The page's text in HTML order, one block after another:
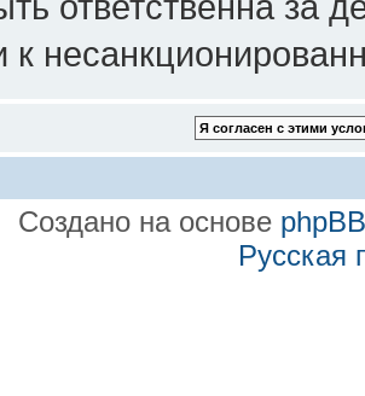
к
Создано на основе phpBB
Русская